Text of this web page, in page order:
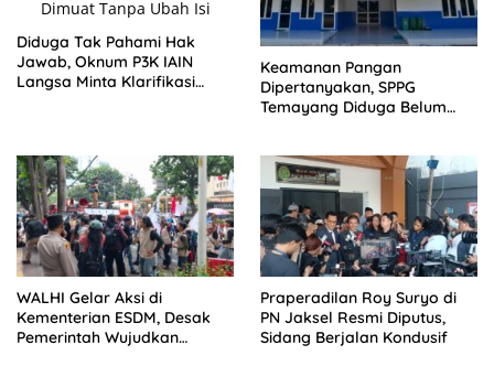
Diduga Tak Pahami Hak
Jawab, Oknum P3K IAIN
Langsa Minta Klarifikasi
Keamanan Pangan
Dipertanyakan, SPPG
Temayang Diduga Belum
WALHI Gelar Aksi di
Kementerian ESDM, Desak
Pemerintah Wujudkan
Praperadilan Roy Suryo di
PN Jaksel Resmi Diputus,
Sidang Berjalan Kondusif